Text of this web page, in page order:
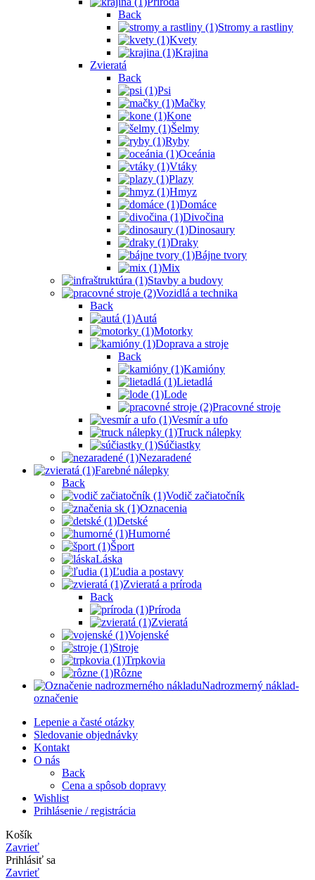
Back
Stromy a rastliny
Kvety
Krajina
Zvieratá
Back
Psi
Mačky
Kone
Šelmy
Ryby
Oceánia
Vtáky
Plazy
Hmyz
Domáce
Divočina
Dinosaury
Draky
Bájne tvory
Mix
Stavby a budovy
Vozidlá a technika
Back
Autá
Motorky
Doprava a stroje
Back
Kamióny
Lietadlá
Lode
Pracovné stroje
Vesmír a ufo
Truck nálepky
Súčiastky
Nezaradené
Farebné nálepky
Back
Vodič začiatočník
Oznacenia
Detské
Humorné
Šport
Láska
Ľudia a postavy
Zvieratá a príroda
Back
Príroda
Zvieratá
Vojenské
Stroje
Trpkovia
Rôzne
Nadrozmerný náklad-
označenie
Lepenie a časté otázky
Sledovanie objednávky
Kontakt
O nás
Back
Cena a spôsob dopravy
Wishlist
Prihlásenie / registrácia
Košík
Zavrieť
Prihlásiť sa
Zavrieť